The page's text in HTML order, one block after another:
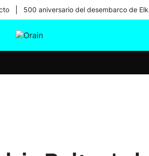
500 aniversario del desembarco de